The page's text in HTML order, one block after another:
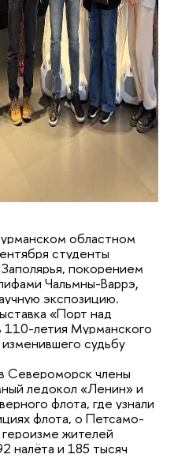
областном
студенты
покорением
Чальмны-Варрэ,
экспозицию.
«Порт над
110-летия Мурманского
судьбу
Североморск члены
ледокол «Ленин» и
флота, где узнали
флота, о Петсамо-
жителей
налёта и 185 тысяч